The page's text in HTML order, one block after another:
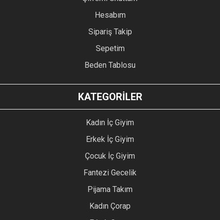
Hesabım
Sipariş Takip
Sepetim
Beden Tablosu
KATEGORİLER
Kadın İç Giyim
Erkek İç Giyim
Çocuk İç Giyim
Fantezi Gecelik
Pijama Takım
Kadın Çorap